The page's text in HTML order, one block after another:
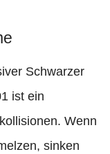
Schwarzer
ist ein
Wenn
sinken